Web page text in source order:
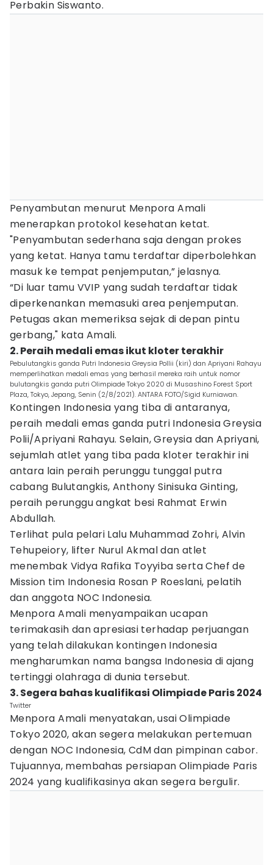
Perbakin Siswanto.
Penyambutan menurut Menpora Amali
menerapkan protokol kesehatan ketat.
"Penyambutan sederhana saja dengan prokes
yang ketat. Hanya tamu terdaftar diperbolehkan
masuk ke tempat penjemputan,” jelasnya.
“Di luar tamu VVIP yang sudah terdaftar tidak
diperkenankan memasuki area penjemputan.
Petugas akan memeriksa sejak di depan pintu
gerbang," kata Amali.
2. Peraih medali emas ikut kloter terakhir
Pebulutangkis ganda Putri Indonesia Greysia Pollii (kiri) dan Apriyani Rahayu
memperlihatkan medali emas yang berhasil mereka raih untuk nomor
bulutangkis ganda putri Olimpiade Tokyo 2020 di Musashino Forest Sport
Plaza, Tokyo, Jepang, Senin (2/8/2021). ANTARA FOTO/Sigid Kurniawan.
Kontingen Indonesia yang tiba di antaranya,
peraih medali emas ganda putri Indonesia Greysia
Polii/Apriyani Rahayu. Selain, Greysia dan Apriyani,
sejumlah atlet yang tiba pada kloter terakhir ini
antara lain peraih perunggu tunggal putra
cabang Bulutangkis, Anthony Sinisuka Ginting,
peraih perunggu angkat besi Rahmat Erwin
Abdullah.
Terlihat pula pelari Lalu Muhammad Zohri, Alvin
Tehupeiory, lifter Nurul Akmal dan atlet
menembak Vidya Rafika Toyyiba serta Chef de
Mission tim Indonesia Rosan P Roeslani, pelatih
dan anggota NOC Indonesia.
Menpora Amali menyampaikan ucapan
terimakasih dan apresiasi terhadap perjuangan
yang telah dilakukan kontingen Indonesia
mengharumkan nama bangsa Indonesia di ajang
tertinggi olahraga di dunia tersebut.
3. Segera bahas kualifikasi Olimpiade Paris 2024
Twitter
Menpora Amali menyatakan, usai Olimpiade
Tokyo 2020, akan segera melakukan pertemuan
dengan NOC Indonesia, CdM dan pimpinan cabor.
Tujuannya, membahas persiapan Olimpiade Paris
2024 yang kualifikasinya akan segera bergulir.